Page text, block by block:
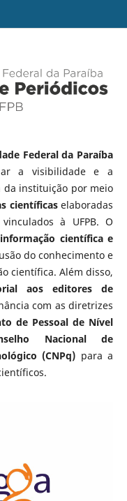
Federal da Paraíba
a visibilidade e a
da instituição por meio
científicaselaboradas
à UFPB. O
científica e
do conhecimento e
científica. Além disso,
aos editores de
com as diretrizes
de Pessoal de Nível
Nacional de
(CNPq) para a